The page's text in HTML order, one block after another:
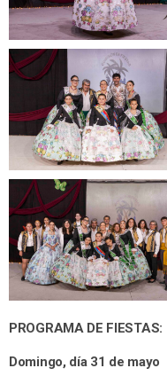
PROGRAMA DE FIESTAS:
Domingo, día 31 de mayo